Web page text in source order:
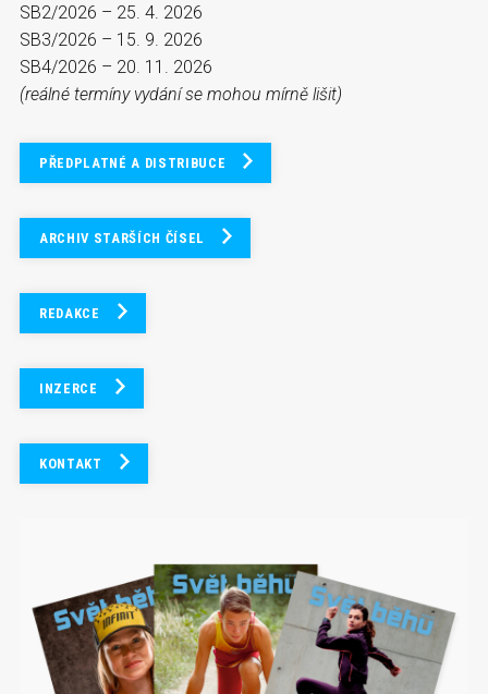
SB2/2026 – 25. 4. 2026
SB3/2026 – 15. 9. 2026
SB4/2026 – 20. 11. 2026
(reálné termíny vydání se mohou mírně lišit)
PŘEDPLATNÉ A DISTRIBUCE
ARCHIV STARŠÍCH ČÍSEL
REDAKCE
INZERCE
KONTAKT